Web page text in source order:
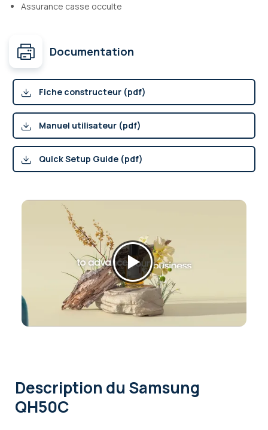
Assurance casse occulte
Documentation
Fiche constructeur (pdf)
Manuel utilisateur (pdf)
Quick Setup Guide (pdf)
Description du Samsung
QH50C